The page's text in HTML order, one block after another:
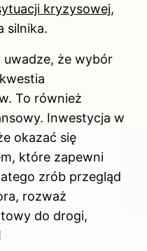
kryzysowej,
silnika.
że wybór
To również
Inwestycja w
okazać się
które zapewni
zrób przegląd
rozważ
do drogi,